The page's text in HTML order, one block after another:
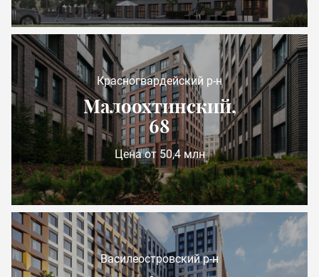
Красногвардейский р-н
Малоохтинский,
68
Цена от 50,4 млн
Василеостровский р-н